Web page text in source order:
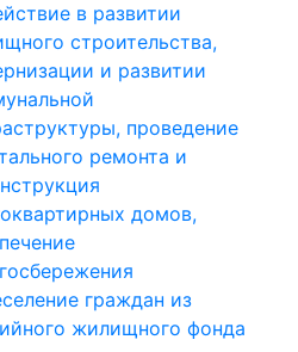
в развитии
строительства,
и развитии
проведение
ремонта и
домов,
граждан из
жилищного фонда